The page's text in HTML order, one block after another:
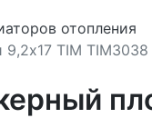
отопления
TIM TIM3038